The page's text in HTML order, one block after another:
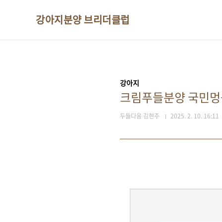
강아지분양 브리더클럽
강아지
크림푸들분양 국민
두들다움 김현주 2025. 2. 10. 16:11